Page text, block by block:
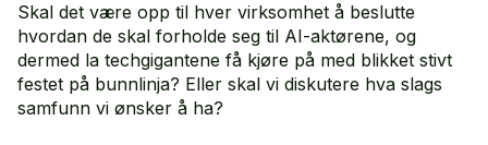
Skal det være opp til hver virksomhet å beslutte
hvordan de skal forholde seg til AI-aktørene, og
dermed la techgigantene få kjøre på med blikket stivt
festet på bunnlinja? Eller skal vi diskutere hva slags
samfunn vi ønsker å ha?